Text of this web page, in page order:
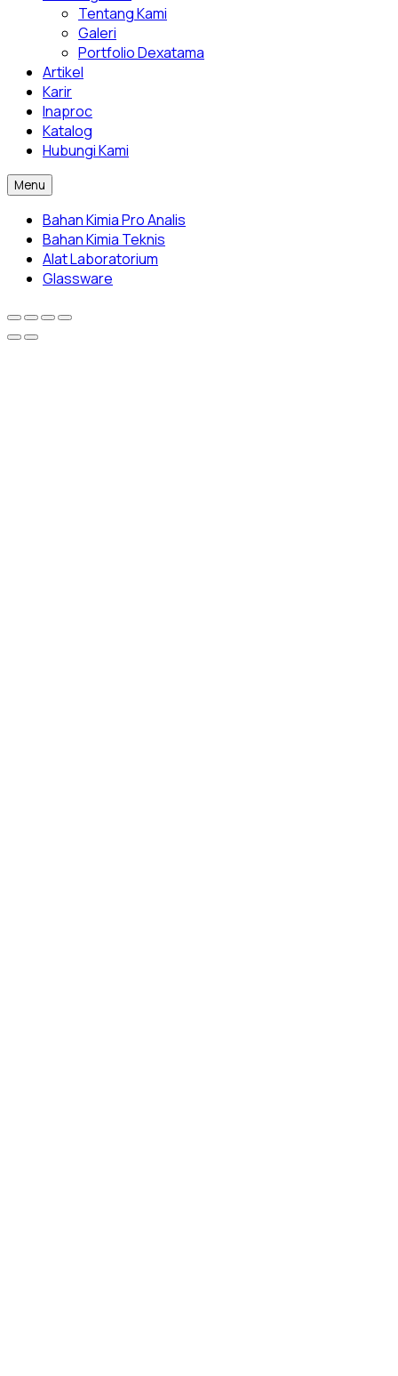
Tentang Kami
Galeri
Portfolio Dexatama
Artikel
Karir
Inaproc
Katalog
Hubungi Kami
Menu
Bahan Kimia Pro Analis
Bahan Kimia Teknis
Alat Laboratorium
Glassware